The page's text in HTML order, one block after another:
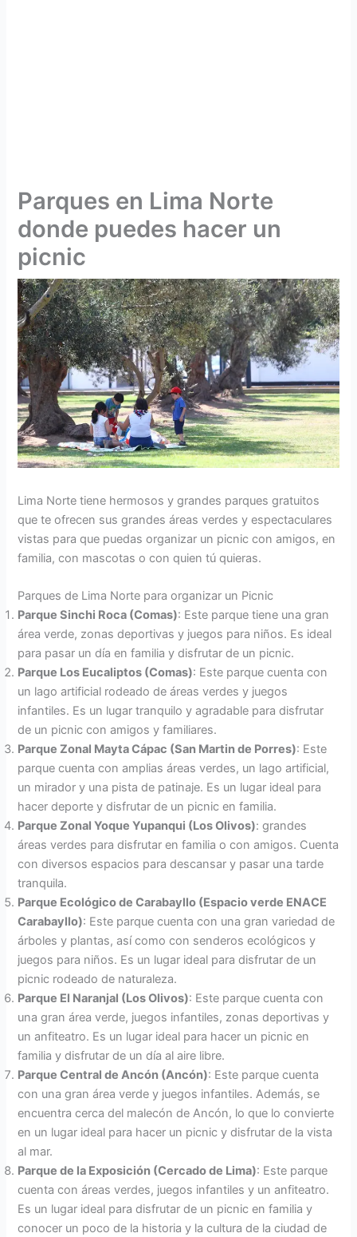
Parques en Lima Norte
donde puedes hacer un
picnic
Lima Norte tiene hermosos y grandes parques gratuitos
que te ofrecen sus grandes áreas verdes y espectaculares
vistas para que puedas organizar un picnic con amigos, en
familia, con mascotas o con quien tú quieras.
Parques de Lima Norte para organizar un Picnic
Parque Sinchi Roca (Comas): Este parque tiene una gran
área verde, zonas deportivas y juegos para niños. Es ideal
para pasar un día en familia y disfrutar de un picnic.
Parque Los Eucaliptos (Comas): Este parque cuenta con
un lago artificial rodeado de áreas verdes y juegos
infantiles. Es un lugar tranquilo y agradable para disfrutar
de un picnic con amigos y familiares.
Parque Zonal Mayta Cápac (San Martin de Porres): Este
parque cuenta con amplias áreas verdes, un lago artificial,
un mirador y una pista de patinaje. Es un lugar ideal para
hacer deporte y disfrutar de un picnic en familia.
Parque Zonal Yoque Yupanqui (Los Olivos): grandes
áreas verdes para disfrutar en familia o con amigos. Cuenta
con diversos espacios para descansar y pasar una tarde
tranquila.
Parque Ecológico de Carabayllo (Espacio verde ENACE
Carabayllo): Este parque cuenta con una gran variedad de
árboles y plantas, así como con senderos ecológicos y
juegos para niños. Es un lugar ideal para disfrutar de un
picnic rodeado de naturaleza.
Parque El Naranjal (Los Olivos): Este parque cuenta con
una gran área verde, juegos infantiles, zonas deportivas y
un anfiteatro. Es un lugar ideal para hacer un picnic en
familia y disfrutar de un día al aire libre.
Parque Central de Ancón (Ancón): Este parque cuenta
con una gran área verde y juegos infantiles. Además, se
encuentra cerca del malecón de Ancón, lo que lo convierte
en un lugar ideal para hacer un picnic y disfrutar de la vista
al mar.
Parque de la Exposición (Cercado de Lima): Este parque
cuenta con áreas verdes, juegos infantiles y un anfiteatro.
Es un lugar ideal para disfrutar de un picnic en familia y
conocer un poco de la historia y la cultura de la ciudad de